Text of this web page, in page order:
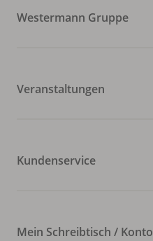
Westermann Gruppe
Veranstaltungen
Kundenservice
Mein Schreibtisch / Konto